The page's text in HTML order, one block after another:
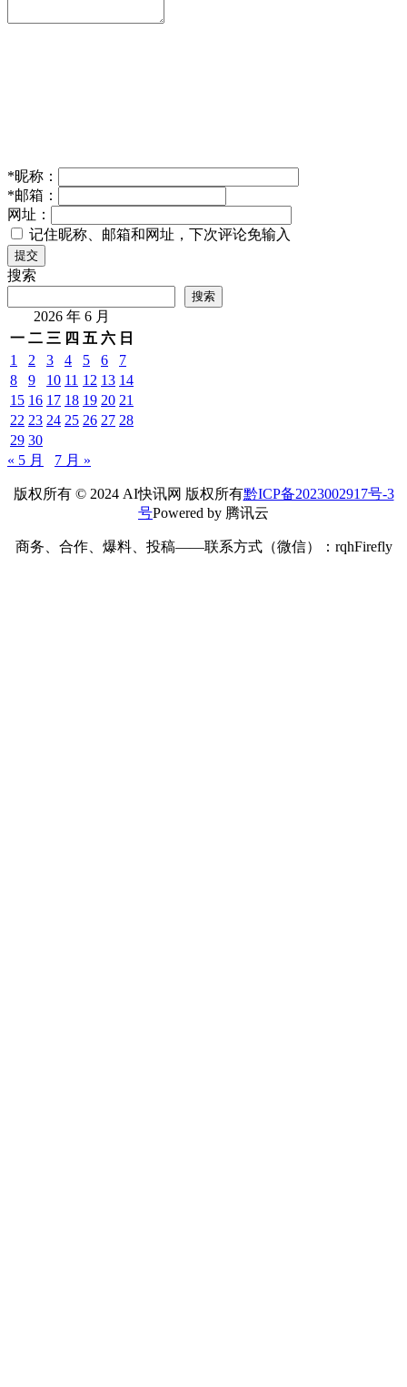
*昵称：
*邮箱：
网址：
记住昵称、邮箱和网址，下次评论免输入
提交
搜索
搜索
2026 年 6 月
一 二 三 四 五 六 日
1
2 3 4 5 6
7
8
9 10 11 12 13 14
15 16 17 18 19 20 21
22 23 24 25 26 27 28
29 30
« 5 月
7 月 »
版权所有 © 2024 AI快讯网 版权所有黔ICP备2023002917号-3
号Powered by 腾讯云
商务、合作、爆料、投稿——联系方式（微信）：rqhFirefly